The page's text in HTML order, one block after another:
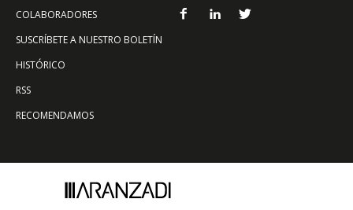
COLABORADORES
SUSCRÍBETE A NUESTRO BOLETÍN
HISTÓRICO
RSS
RECOMENDAMOS